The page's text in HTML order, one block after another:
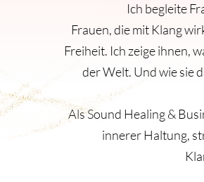
Ich begleite
Frauen, die mit Klang
Freiheit. Ich zeige ihnen,
der Welt. Und wie sie
Als Sound Healing &
innerer Haltung,